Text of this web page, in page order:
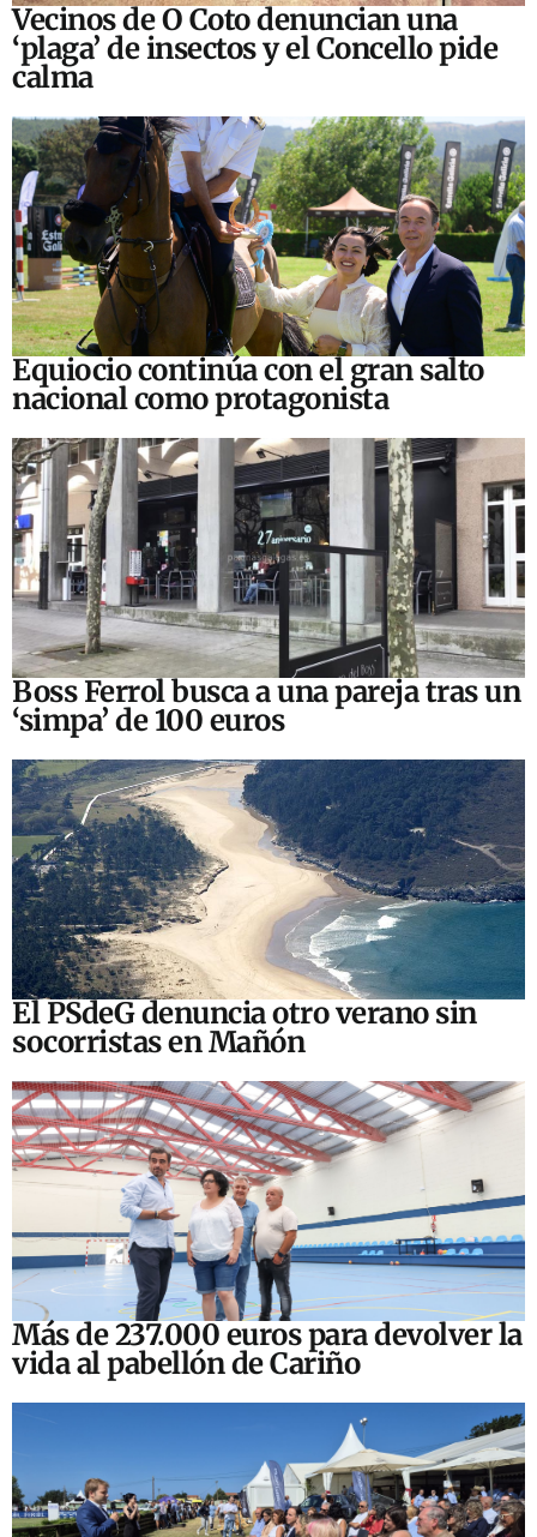
Vecinos de O Coto denuncian una
‘plaga’ de insectos y el Concello pide
calma
Equiocio continúa con el gran salto
nacional como protagonista
Boss Ferrol busca a una pareja tras un
‘simpa’ de 100 euros
El PSdeG denuncia otro verano sin
socorristas en Mañón
Más de 237.000 euros para devolver la
vida al pabellón de Cariño